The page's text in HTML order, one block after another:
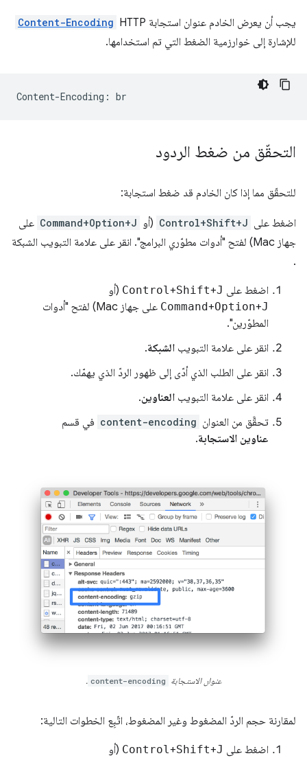
يجب أن يعرض الخادم عنوان استجابة HTTP Content-Encoding
للإشارة إلى خوارزمية الضغط التي تم استخدامها.
التحقّق من ضغط الردود
للتحقّق مما إذا كان الخادم قد ضغط استجابة:
اضغط على Control+Shift+J (أو Command+Option+J على
جهاز Mac) لفتح "أدوات مطوّري البرامج". انقر على علامة التبويب الشبكة
.
اضغط على Control+Shift+J (أو
Command+Option+J
على جهاز Mac) لفتح "أدوات
المطوّرين".
انقر على علامة التبويب الشبكة.
انقر على الطلب الذي أدّى إلى ظهور الردّ الذي يهمّك.
انقر على علامة التبويب العناوين.
تحقَّق من العنوان content-encoding في قسم
عناوين الاستجابة.
عنوان الاستجابة content-encoding
.
لمقارنة حجم الردّ المضغوط وغير المضغوط، اتّبِع الخطوات التالية:
اضغط على Control+Shift+J (أو